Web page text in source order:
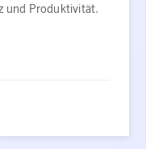
und Produktivität.